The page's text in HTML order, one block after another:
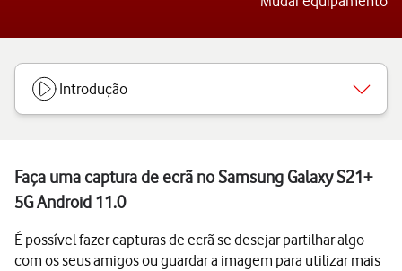
Introdução
Faça uma captura de ecrã no Samsung Galaxy S21+
5G Android 11.0
É possível fazer capturas de ecrã se desejar partilhar algo
com os seus amigos ou guardar a imagem para utilizar mais